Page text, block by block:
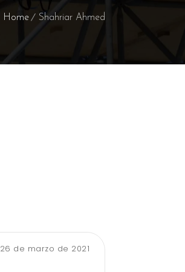
Home Shahriar Ahmed
26 de marzo de 2021